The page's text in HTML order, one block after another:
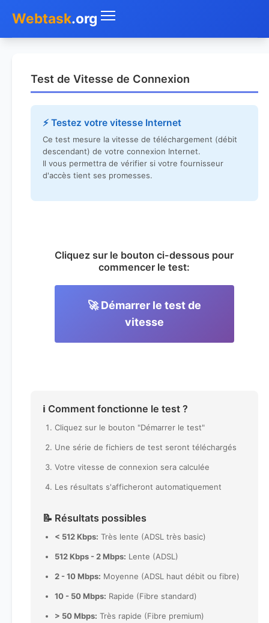
Webtask.org
Géolocaliser
SMS Gratuit
Test de Vitesse de Connexion
⚡ Testez votre vitesse Internet
Ce test mesure la vitesse de téléchargement (débit
descendant) de votre connexion Internet.
Il vous permettra de vérifier si votre fournisseur
d'accès tient ses promesses.
Cliquez sur le bouton ci-dessous pour
commencer le test:
🚀 Démarrer le test de
vitesse
ℹ️ Comment fonctionne le test ?
Cliquez sur le bouton "Démarrer le test"
Une série de fichiers de test seront téléchargés
Votre vitesse de connexion sera calculée
Les résultats s'afficheront automatiquement
📝 Résultats possibles
< 512 Kbps: Très lente (ADSL très basic)
512 Kbps - 2 Mbps: Lente (ADSL)
2 - 10 Mbps: Moyenne (ADSL haut débit ou fibre)
10 - 50 Mbps: Rapide (Fibre standard)
> 50 Mbps: Très rapide (Fibre premium)